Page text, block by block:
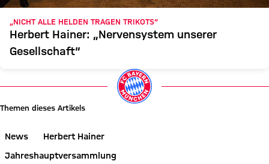
„NICHT ALLE HELDEN TRAGEN TRIKOTS“
Herbert Hainer: „Nervensystem unserer
Gesellschaft“
Themen dieses Artikels
News
Herbert Hainer
Jahreshauptversammlung